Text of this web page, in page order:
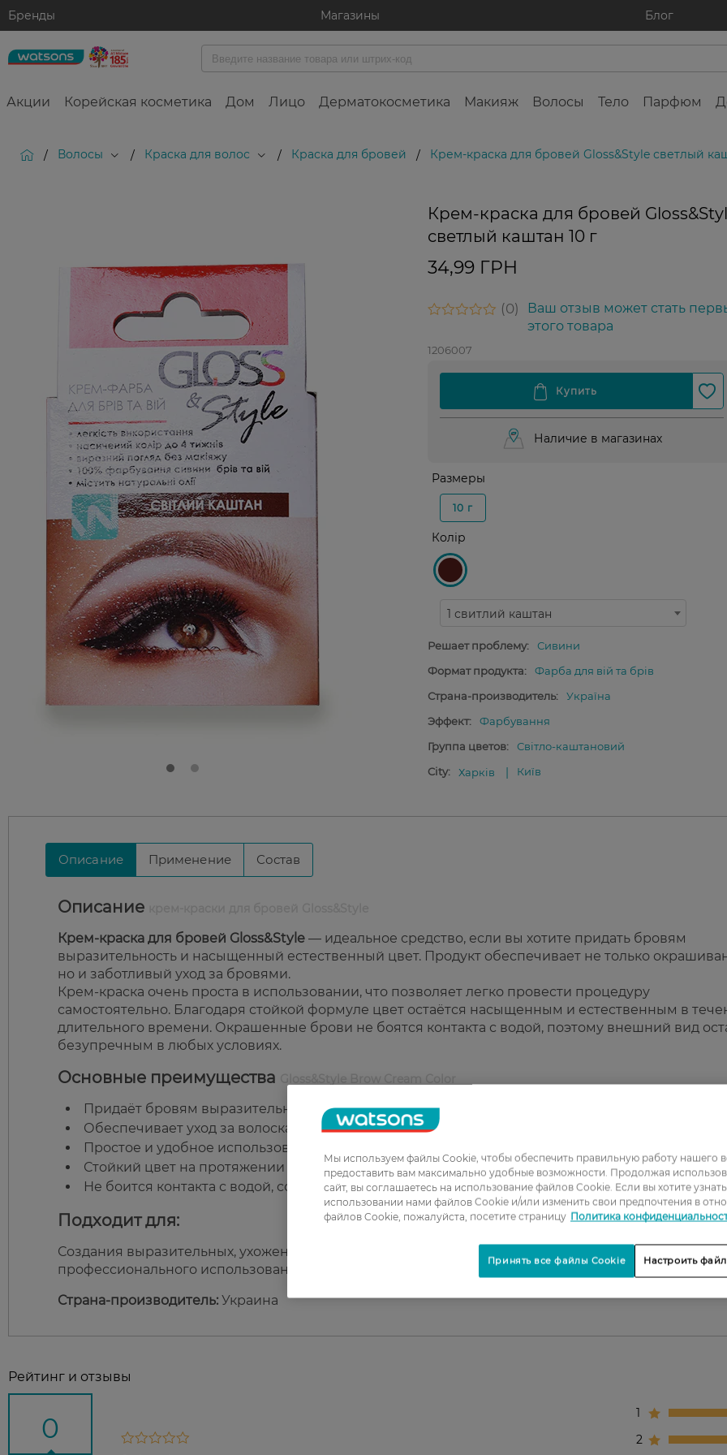
Бренды Магазины Блог
Акции Корейская косметика Дом Лицо Дерматокосметика Макияж Волосы Тело Парфюм
/ Волосы / Краска для волос / Краска для бровей / Крем-краска для бровей Gloss&Style светлый
Крем-краска для бровей
светлый каштан 10 г
34,99 ГРН
0
Ваш отзыв может стать
этого товара
1206007
Наличие в магазинах
Размеры
10 г
Колір
1 свитлий каштан
Решает проблему:
Сивини
Формат продукта:
Фарба для вій та брів
Страна-производитель:
Україна
Эффект:
Фарбування
Группа цветов:
Світло-каштановий
City:
Харків Київ
Описание Применение Состав
Описание
Крем-краска для бровей Gloss&Style — идеальное средство, если вы хотите придать бровям
выразительность и насыщенный естественный цвет. Продукт обеспечивает не только
но и заботливый уход за бровями.
Крем-краска очень проста в использовании, что позволяет легко провести процедуру
самостоятельно. Благодаря стойкой формуле цвет остаётся насыщенным и естественным в
длительного времени. Окрашенные брови не боятся контакта с водой, поэтому внешний вид
безупречным в любых условиях.
Основные преимущества Gloss&Style Brow Cream Color
Придаёт бровям выразительность и насыщенный естественный цвет.
Обеспечивает уход за волосками во время окрашивания.
Простое и удобное использование в домашних условиях.
Стойкий цвет на протяжении длительного времени.
Не боится контакта с водой, сохраняет безупречный вид.
Подходит для:
Создания выразительных, ухоженных и стойких бровей в домашних условиях или для
профессионального использования.
Страна-производитель: Украина
Рейтинг и отзывы
0 1
2
Мы используем файлы Cookie, чтобы обеспечить правильную работу нашего
предоставить вам максимально удобные возможности. Продолжая
сайт, вы соглашаетесь на использование файлов Cookie. Если вы хотите
использовании нами файлов Cookie и/или изменить свои предпочтения в
файлов Cookie, пожалуйста, посетите страницу Политика
Настроить
Принять все файлы Cookie